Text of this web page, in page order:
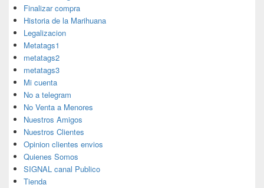
Finalizar compra
Historia de la Marihuana
Legalizacion
Metatags1
metatags2
metatags3
Mi cuenta
No a telegram
No Venta a Menores
Nuestros Amigos
Nuestros Clientes
Opinion clientes envios
Quienes Somos
SIGNAL canal Publico
Tienda